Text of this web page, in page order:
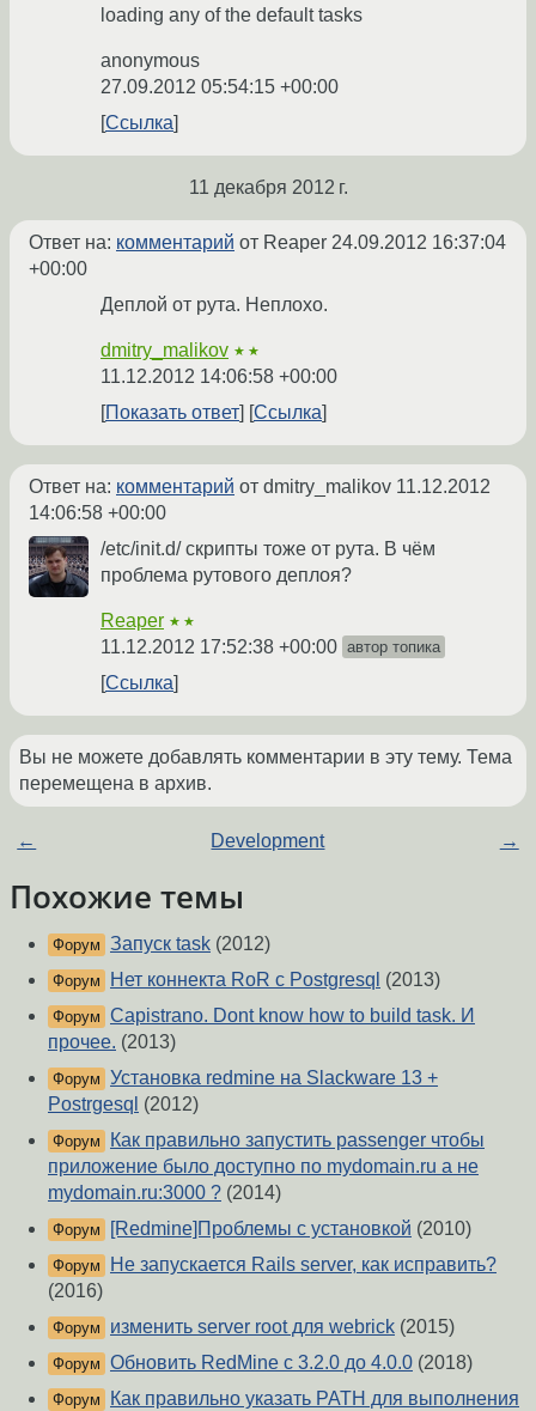
loading any of the default tasks
anonymous
27.09.2012 05:54:15 +00:00
Ссылка
11 декабря 2012 г.
Ответ на: комментарий от Reaper 24.09.2012 16:37:04
+00:00
Деплой от рута. Неплохо.
dmitry_malikov ★★
11.12.2012 14:06:58 +00:00
Показать ответ
Ссылка
Ответ на: комментарий от dmitry_malikov 11.12.2012
14:06:58 +00:00
/etc/init.d/ скрипты тоже от рута. В чём
проблема рутового деплоя?
Reaper ★★
11.12.2012 17:52:38 +00:00 автор топика
Ссылка
Вы не можете добавлять комментарии в эту тему. Тема
перемещена в архив.
← Development →
Похожие темы
Форум Запуск task (2012)
Форум Нет коннекта RoR с Postgresql (2013)
Форум Capistrano. Dont know how to build task. И
прочее. (2013)
Форум Установка redmine на Slackware 13 +
Postrgesql (2012)
Форум
Как правильно запустить passenger чтобы
приложение было доступно по mydomain.ru а не
mydomain.ru:3000 ? (2014)
Форум [Redmine]Проблемы с установкой (2010)
Форум
Не запускается Rails server, как исправить?
(2016)
Форум изменить server root для webrick (2015)
Форум Обновить RedMine c 3.2.0 до 4.0.0 (2018)
Форум Как правильно указать PATH для выполнения